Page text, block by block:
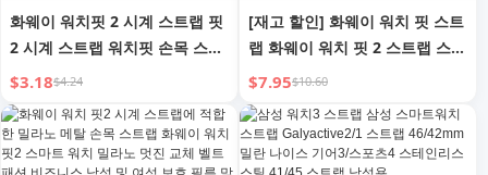
화웨이 워치핏 2 시계 스트랩 핏
2 시계 스트랩 워치핏 손목 스트
랩 핏 시계 밴드 화웨이 워치 핏
스트랩 우아한 스타일 교체 핏
뉴 실리콘 남성 및 여성 신상
$3.18$4.24
[재고 할인] 화웨이 워치 핏 스트
랩 화웨이 워치 핏 2 스트랩 스마
트 워치 시계 스트랩 밀라노 스
틸 메탈 시계 밴드
$7.95$10.60